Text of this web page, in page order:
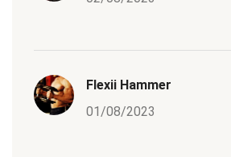
Flexii Hammer
01/08/2023